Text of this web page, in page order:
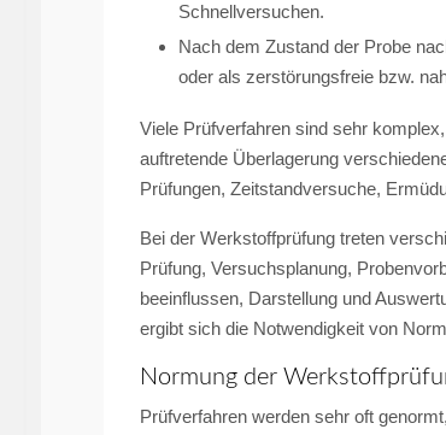
Schnellversuchen.
Nach dem Zustand der Probe
oder als zerstörungsfreie bzw.
Viele Prüfverfahren sind sehr
auftretende Überlagerung
Prüfungen, Zeitstandversuche,
Bei der Werkstoffprüfung treten
Prüfung, Versuchsplanung,
beeinflussen, Darstellung und
ergibt sich die Notwendigkeit von
Normung der
Prüfverfahren werden sehr oft